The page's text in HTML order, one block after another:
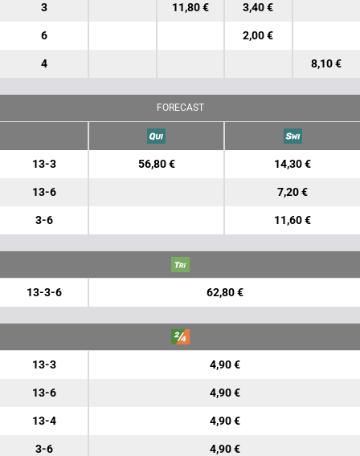
3 11,80 € 3,40 €
6 2,00 €
4 8,10 €
FORECAST
13-3 56,80 € 14,30 €
13-6 7,20 €
3-6 11,60 €
13-3-6 62,80 €
13-3 4,90 €
13-6 4,90 €
13-4 4,90 €
3-6 4,90 €